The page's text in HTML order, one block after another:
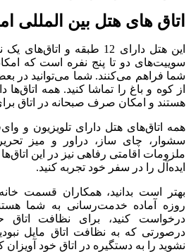
اتاق‌ های هتل بین المللی امیران
این هتل دارای 12 طبقه و
سوییت‌های دو تا پنج نفره است که
شما فراهم می‌کنند. شما می‌توانید در
از کوه و باغ را تماشا کنید. همه
هستند و امکان صرف صبحانه در اتاق
همه اتاق‌های هتل دارای تلویزیون و
سشوار، چای ساز، دراور و میز
ملزومات اقامتی رفاهی نیز در این
ایده‌آل را در سفر خود تجربه کنید.
بهتر است بدانید، همکاران قسمت
روزه آماده خدمت‌رسانی به شما
درخواست کنید، برای نظافت اتاق
درصورتی که به نظافت اتاق مایل
نشوید را به دستگیره در اتاق خود آویزان